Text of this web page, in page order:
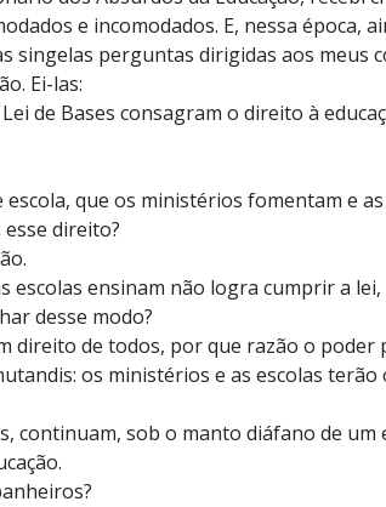
e incomodados. E, nessa época,
singelas perguntas dirigidas aos meus
Ei-las:
de Bases consagram o direito à
escola, que os ministérios fomentam e
direito?
escolas ensinam não logra cumprir a
desse modo?
direito de todos, por que razão o poder
os ministérios e as escolas
continuam, sob o manto diáfano de um